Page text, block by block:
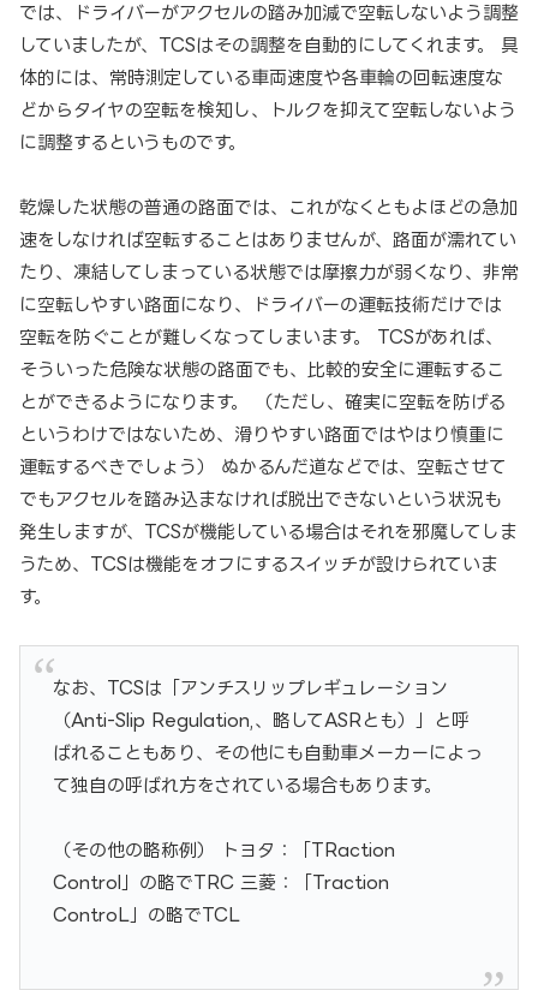
では、ドライバーがアクセルの踏み加減で空転しないよう調整
していましたが、TCSはその調整を自動的にしてくれます。 具
体的には、常時測定している車両速度や各車輪の回転速度な
どからタイヤの空転を検知し、トルクを抑えて空転しないよう
に調整するというものです。
乾燥した状態の普通の路面では、これがなくともよほどの急加
速をしなければ空転することはありませんが、路面が濡れてい
たり、凍結してしまっている状態では摩擦力が弱くなり、非常
に空転しやすい路面になり、ドライバーの運転技術だけでは
空転を防ぐことが難しくなってしまいます。 TCSがあれば、
そういった危険な状態の路面でも、比較的安全に運転するこ
とができるようになります。 （ただし、確実に空転を防げる
というわけではないため、滑りやすい路面ではやはり慎重に
運転するべきでしょう） ぬかるんだ道などでは、空転させて
でもアクセルを踏み込まなければ脱出できないという状況も
発生しますが、TCSが機能している場合はそれを邪魔してしま
うため、TCSは機能をオフにするスイッチが設けられていま
す。
なお、TCSは「アンチスリップレギュレーション
（Anti-Slip Regulation,、略してASRとも）」と呼
ばれることもあり、その他にも自動車メーカーによっ
て独自の呼ばれ方をされている場合もあります。
（その他の略称例） トヨタ：「TRaction
Control」の略でTRC 三菱：「Traction
ControL」の略でTCL